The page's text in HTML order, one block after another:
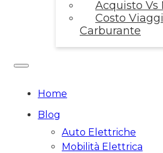
Acquisto Vs
Costo
Carburante
Home
Blog
Auto Elettriche
Mobilità Elettrica